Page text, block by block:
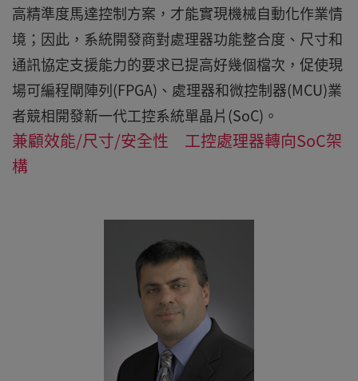
高精準度馬達控制方案，才能實現機械自動化作業情
境；因此，系統開發商對處理器功能整合度、尺寸和
通訊協定支援能力的要求已提高好幾個檔次，促使現
場可編程閘陣列(FPGA)、處理器和微控制器(MCU)業
者競相開發新一代工控系統單晶片(SoC)。
兼顧效能/尺寸/安全性 工控處理器轉向SoC架
構